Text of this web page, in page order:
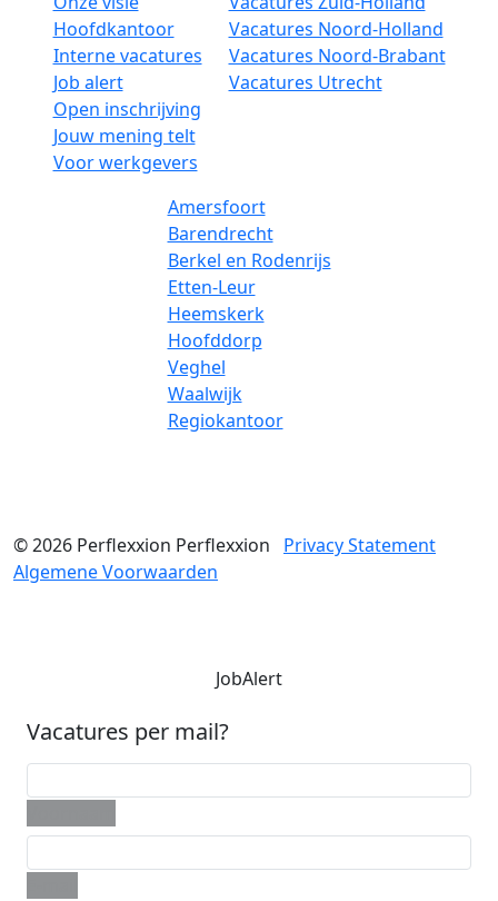
Hoofdkantoor
Interne vacatures
Job alert
Open inschrijving
Jouw mening telt
Voor werkgevers
Vacatures Noord-Holland
Vacatures Noord-Brabant
Vacatures Utrecht
Amersfoort
Barendrecht
Berkel en Rodenrijs
Etten-Leur
Heemskerk
Hoofddorp
Veghel
Waalwijk
Regiokantoor
© 2026 Perflexxion Perflexxion
Privacy Statement
Algemene Voorwaarden
JobAlert
Vacatures per mail?